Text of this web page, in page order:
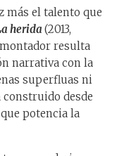
más el talento que
herida (2013,
resulta
narrativa con la
superfluas ni
construido desde
potencia la